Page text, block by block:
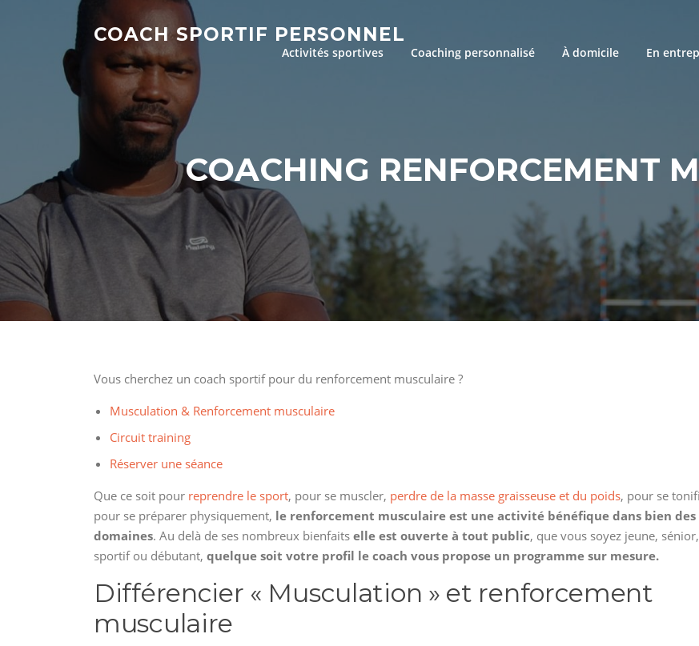
COACH SPORTIF PERSONNEL
Activités sportives Coaching personnalisé À domicile En
COACHING RENFORCEMENT
Vous cherchez un coach sportif pour du renforcement musculaire ?
Musculation & Renforcement musculaire
Circuit training
Réserver une séance
Que ce soit pour reprendre le sport, pour se muscler, perdre de la masse graisseuse et du poids, pour se
pour se préparer physiquement, le renforcement musculaire est une activité bénéfique dans bien des
domaines. Au delà de ses nombreux bienfaits elle est ouverte à tout public, que vous soyez jeune, sénior,
sportif ou débutant, quelque soit votre profil le coach vous propose un programme sur mesure.
Différencier « Musculation » et renforcement
musculaire